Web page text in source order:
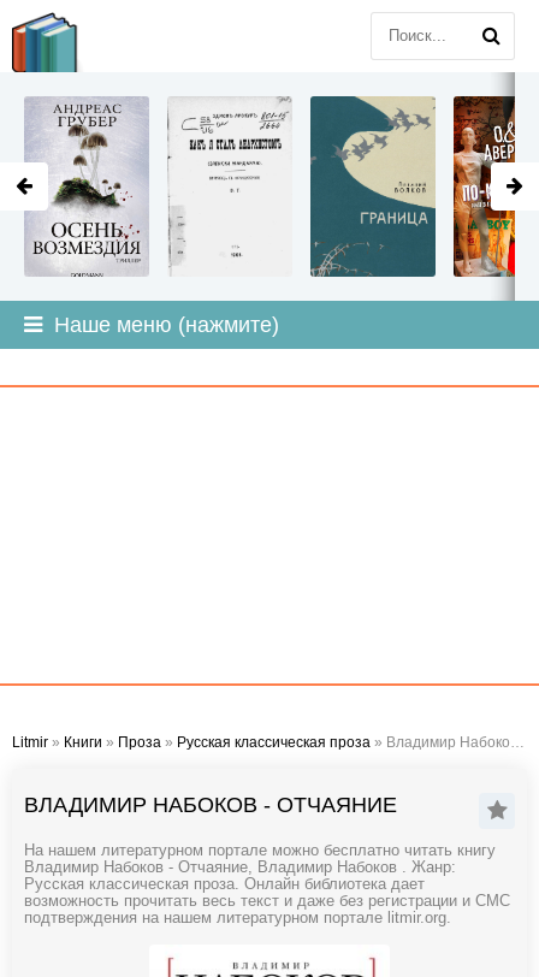
Наше меню (нажмите)
Litmir » Книги » Проза » Русская классическая проза » Владимир Набоков - Отчаяние
ВЛАДИМИР НАБОКОВ - ОТЧАЯНИЕ
На нашем литературном портале можно бесплатно читать книгу
Владимир Набоков - Отчаяние, Владимир Набоков . Жанр:
Русская классическая проза. Онлайн библиотека дает
возможность прочитать весь текст и даже без регистрации и СМС
подтверждения на нашем литературном портале litmir.org.
LITMIR.ORG